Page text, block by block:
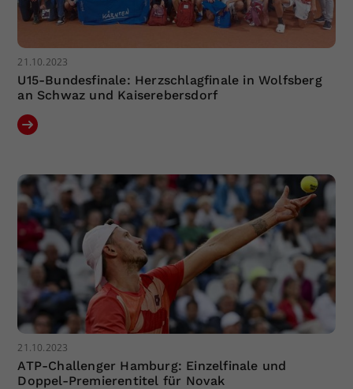
21.10.2023
U15-Bundesfinale: Herzschlagfinale in Wolfsberg
an Schwaz und Kaiserebersdorf
21.10.2023
ATP-Challenger Hamburg: Einzelfinale und
Doppel-Premierentitel für Novak